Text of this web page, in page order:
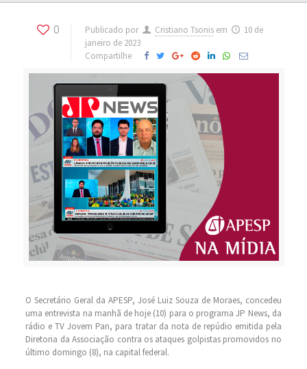
0 Publicado por Cristiano Tsonis em
10 de
janeiro de 2023
Compartilhe
O Secretário Geral da APESP, José Luiz Souza de Moraes, concedeu
uma entrevista na manhã de hoje (10) para o programa JP News, da
rádio e TV Jovem Pan, para tratar da nota de repúdio emitida pela
Diretoria da Associação contra os ataques golpistas promovidos no
último domingo (8), na capital federal.